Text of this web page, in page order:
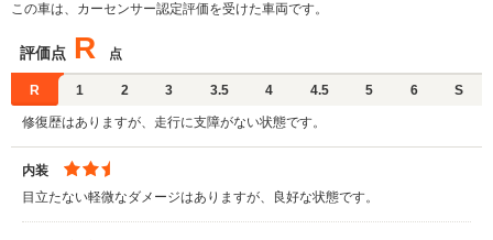
この車は、カーセンサー認定評価を受けた車両です。
評価点 R 点
R 1 2 3 3.5 4 4.5 5 6 S
修復歴はありますが、走行に支障がない状態です。
内装
目立たない軽微なダメージはありますが、良好な状態です。